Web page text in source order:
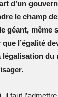
d’un
le champ
géant, même
l’égalité
légalisation du